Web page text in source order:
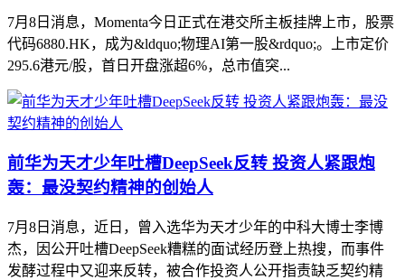
7月8日消息，Momenta今日正式在港交所主板挂牌上市，股票
代码6880.HK，成为&ldquo;物理AI第一股&rdquo;。上市定价
295.6港元/股，首日开盘涨超6%，总市值突...
前华为天才少年吐槽DeepSeek反转 投资人紧跟炮
轰：最没契约精神的创始人
7月8日消息，近日，曾入选华为天才少年的中科大博士李博
杰，因公开吐槽DeepSeek糟糕的面试经历登上热搜，而事件
发酵过程中又迎来反转，被合作投资人公开指责缺乏契约精